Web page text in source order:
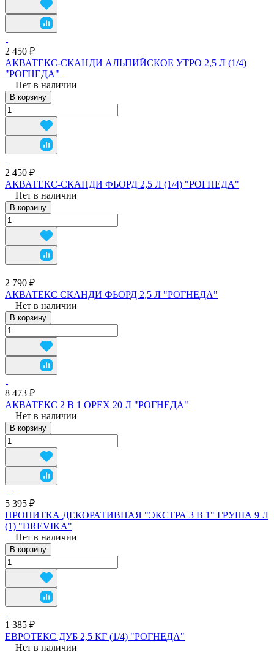
2 450 ₽
АКВАТЕКС-СКАНДИ АЛЬПИЙСКОЕ УТРО 2,5 Л (1/4)
"РОГНЕДА"
Нет в наличии
В корзину
2 450 ₽
АКВАТЕКС-СКАНДИ ФЬОРД 2,5 Л (1/4) "РОГНЕДА"
Нет в наличии
В корзину
2 790 ₽
АКВАТЕКС СКАНДИ ФЬОРД 2,5 Л "РОГНЕДА"
Нет в наличии
В корзину
8 473 ₽
АКВАТЕКС 2 В 1 ОРЕХ 20 Л "РОГНЕДА"
Нет в наличии
В корзину
5 395 ₽
ПРОПИТКА ДЕКОРАТИВНАЯ "ЭКСТРА 3 В 1" ГРУША 9 Л
(1) "DREVIKA"
Нет в наличии
В корзину
1 385 ₽
ЕВРОТЕКС ДУБ 2,5 КГ (1/4) "РОГНЕДА"
Нет в наличии